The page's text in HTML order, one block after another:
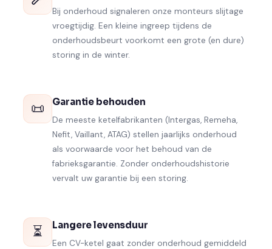
Bij onderhoud signaleren onze monteurs slijtage
vroegtijdig. Een kleine ingreep tijdens de
onderhoudsbeurt voorkomt een grote (en dure)
storing in de winter.
📜 Garantie behouden
De meeste ketelfabrikanten (Intergas, Remeha,
Nefit, Vaillant, ATAG) stellen jaarlijks onderhoud
als voorwaarde voor het behoud van de
fabrieksgarantie. Zonder onderhoudshistorie
vervalt uw garantie bij een storing.
⏳ Langere levensduur
Een CV-ketel gaat zonder onderhoud gemiddeld